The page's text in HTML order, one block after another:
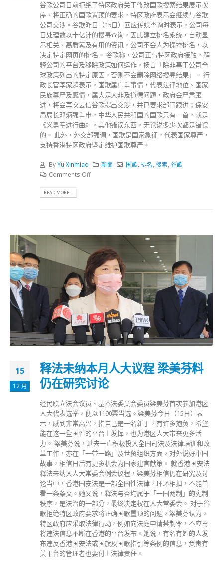
谷歌公司日前拒绝了特区政府关于修改国歌搜索结果展示次
序、将正确的国歌置顶的要求，特区政府表示会继续与谷歌
公司交涉。谷歌昨日（15日）回应传媒查询时表示，公司每
日处理数以十亿计的搜寻查询，因此建立排名系统，自动显
示相关、高质素及有用的资讯，公司不会人为操控排名，以
决定特定网页的排名。 谷歌称，公司正与特区政府接触，解
释公司的平台及移除政策如何运作，扬言「除非基于公司全
球政策列出的特定原因，否则不会删除网络搜寻结果」。 行
政长官李家超表示，国歌属庄重事情，代表法律地位、国家
民族尊严及感情，属大是大非及道德问题，政府会严肃跟
进，将会再次去信谷歌提出交涉，并已要求部门跟进；保安
局局长邓炳强重申，中华人民共和国的国歌只有一首，就是
《义勇军进行曲》，其他错误东西，无论说多少次都是错误
的。 此外，外交部强调，国歌是国家象征，代表国家尊严，
支持香港特区政府坚定维护国歌尊严。
ByYu Xinmiao 新聞 国歌 ,排名 ,搜索 ,谷歌
Comments Off
READ MORE...
15
12 月
释法未纳本月人大议程 梁美芬料
仍在研究讨论
经民联立法会议员、基本法委员会委员梁美芬首次参加港区
人大代表选举，便以1190票当选。梁美芬今日（15日）表
示，感到非常高兴，指自己是一名新丁，有许多抱负，希望
能在这一全国性的平台上发挥，也为港区人大带来更多活
力。 梁美芬说，过去一直积极投入全国司法及法律培训和改
革工作，亦在「一带一路」及世贸组织方面，对外说好中国
故事，相信日后有更多机会为国家建言献策。 就香港国安法
释法未纳入人大常委会例会议程，梁美芬相信仍在研究及讨
论当中，香港国安法是一部全国性法律，环环相扣，不能单
看一条条文。她又说，释法与否均属于「一国两制」的宪制
秩序，是法治的一部分，最终决定权在人大常委会。 对于谷
歌拒绝特区政府要求将正确国歌置顶的问题，梁美芬认为，
特区政府应采取法律行动，例如向法庭申请禁制令，不应再
将违法信息不断在香港的平台发布。她说，有名有姓的人发
布违反香港国安法或国旗及国歌指引等条例的信息，负责有
关平台的管理者也要付上法律责任。